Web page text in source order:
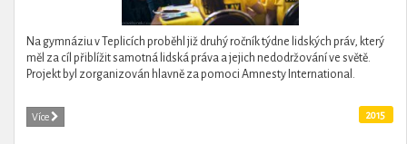
Na gymnáziu v Teplicích proběhl již druhý ročník týdne lidských práv, který
měl za cíl přiblížit samotná lidská práva a jejich nedodržování ve světě.
Projekt byl zorganizován hlavně za pomoci Amnesty International.
Více 2015